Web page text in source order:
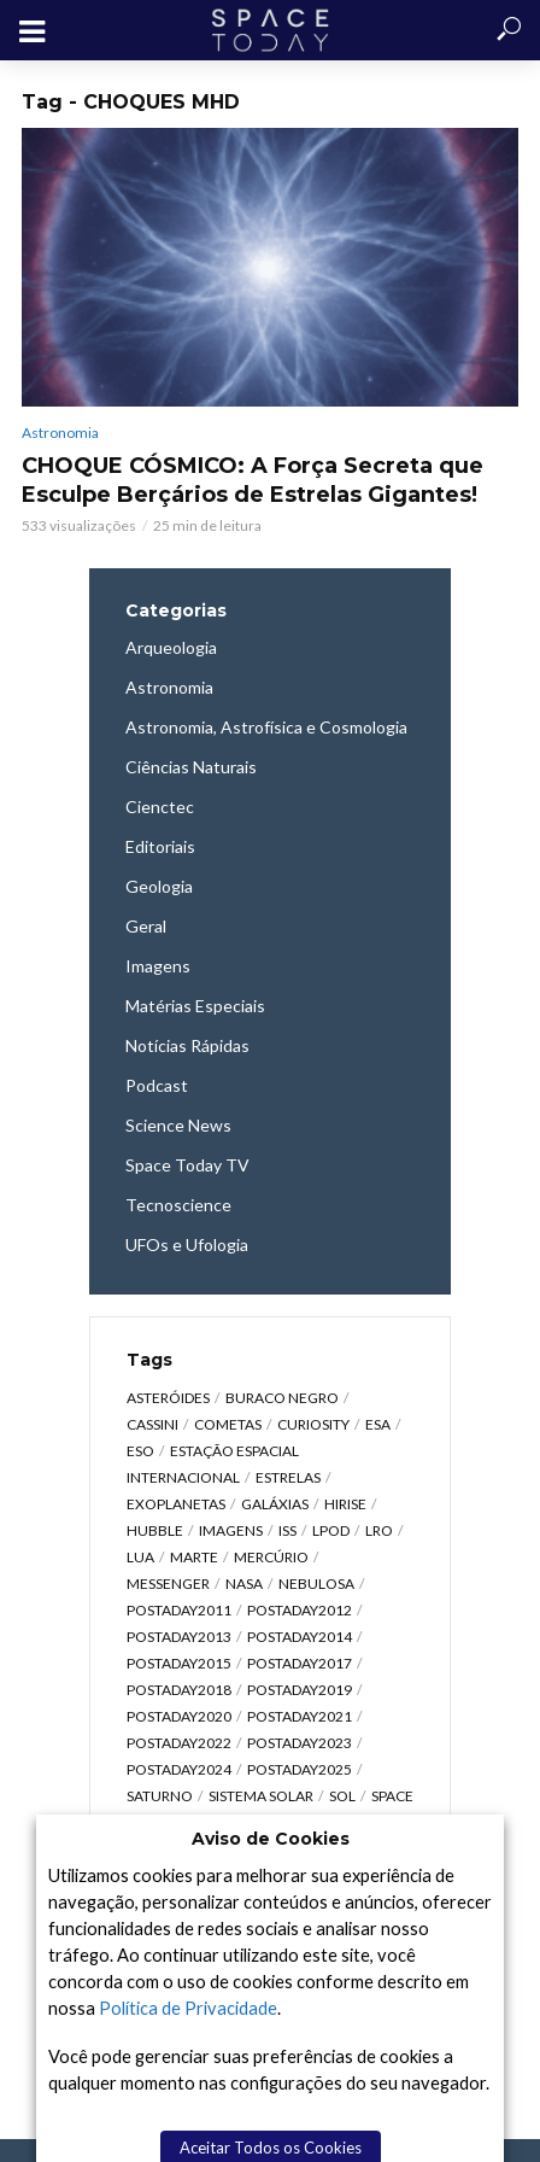
Tag - CHOQUES MHD
Astronomia
CHOQUE CÓSMICO: A Força Secreta que
Esculpe Berçários de Estrelas Gigantes!
533 visualizações 25 min de leitura
Categorias
Arqueologia
Astronomia
Astronomia, Astrofísica e Cosmologia
Ciências Naturais
Cienctec
Editoriais
Geologia
Geral
Imagens
Matérias Especiais
Notícias Rápidas
Podcast
Science News
Space Today TV
Tecnoscience
UFOs e Ufologia
Tags
ASTERÓIDES
BURACO NEGRO
CASSINI
COMETAS CURIOSITY
ESA
ESO
ESTAÇÃO ESPACIAL
INTERNACIONAL
ESTRELAS
EXOPLANETAS
GALÁXIAS
HIRISE
HUBBLE
IMAGENS ISS LPOD
LRO
LUA
MARTE
MERCÚRIO
MESSENGER
NASA
NEBULOSA
POSTADAY2011
POSTADAY2012
POSTADAY2013
POSTADAY2014
POSTADAY2015
POSTADAY2017
POSTADAY2018
POSTADAY2019
POSTADAY2020
POSTADAY2021
POSTADAY2022
POSTADAY2023
POSTADAY2024
POSTADAY2025
SATURNO
SISTEMA SOLAR SOL
SPACE
UNIVERSO
VÍDEO
Arquivo
Arquivo
Aviso de Cookies
Utilizamos cookies para melhorar sua experiência de
navegação, personalizar conteúdos e anúncios, oferecer
funcionalidades de redes sociais e analisar nosso
tráfego. Ao continuar utilizando este site, você
concorda com o uso de cookies conforme descrito em
nossa Política de Privacidade.
Você pode gerenciar suas preferências de cookies a
qualquer momento nas configurações do seu navegador.
Aceitar Todos os Cookies